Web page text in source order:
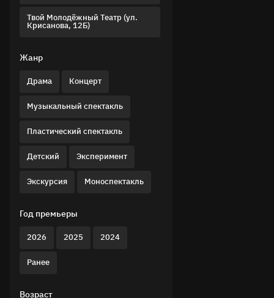
Твой Молодёжный Театр (ул.
Крисанова, 12Б)
Жанр
Драма Концерт
Музыкальный спектакль
Пластический спектакль
Детский Эксперимент
Экскурсия Моноспектакль
Год премьеры
2026 2025 2024
Ранее
Возраст